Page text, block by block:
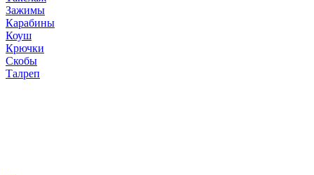
Зажимы
Карабины
Коуш
Крючки
Скобы
Талреп